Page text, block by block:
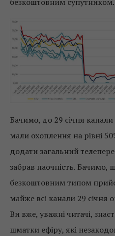
Бачимо, до 29 січня
мали охоплення на рівні
додати загальний
забрав наочність. Бачимо,
безкоштовним типом
майже всі канали 29 січня
Ви вже, уважні читачі,
шматки ефіру, які